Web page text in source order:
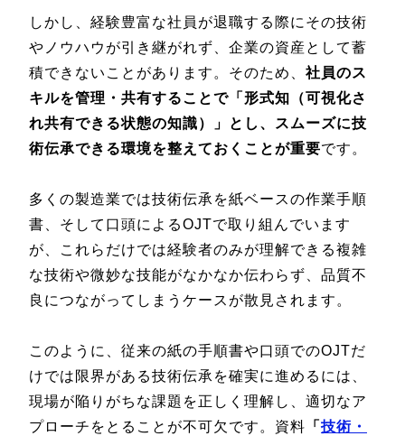
しかし、経験豊富な社員が退職する際にその技術
やノウハウが引き継がれず、企業の資産として蓄
積できないことがあります。そのため、 社員のス
キルを管理・共有することで「形式知（可視化さ
れ共有できる状態の知識）」とし、スムーズに技
術伝承できる環境を整えておくことが重要です。
多くの製造業では技術伝承を紙ベースの作業手順
書、そして口頭によるOJTで取り組んでいます
が、これらだけでは経験者のみが理解できる複雑
な技術や微妙な技能がなかなか伝わらず、品質不
良につながってしまうケースが散見されます。
このように、従来の紙の手順書や口頭でのOJTだ
けでは限界がある技術伝承を確実に進めるには、
現場が陥りがちな課題を正しく理解し、適切なア
プローチをとることが不可欠です。資料 「 技術・